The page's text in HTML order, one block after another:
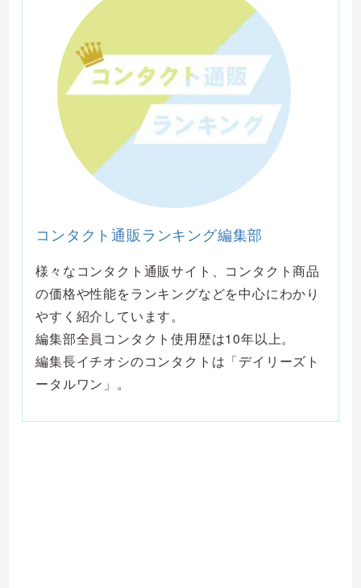
コンタクト通販ランキング編集部
様々なコンタクト通販サイト、コンタクト商品
の価格や性能をランキングなどを中心にわかり
やすく紹介しています。
編集部全員コンタクト使用歴は10年以上。
編集長イチオシのコンタクトは「デイリーズト
ータルワン」。